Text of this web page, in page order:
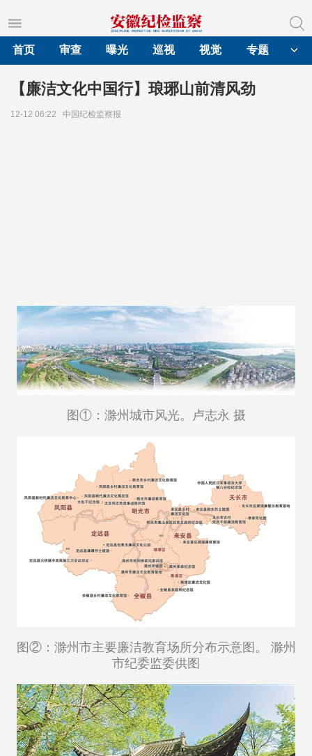
首页
审查 曝光 巡视 视觉 专题
【廉洁文化中国行】琅琊山前清风劲
12-12 06:22 中国纪检监察报
图①：滁州城市风光。卢志永 摄
图②：滁州市主要廉洁教育场所分布示意图。 滁州
市纪委监委供图